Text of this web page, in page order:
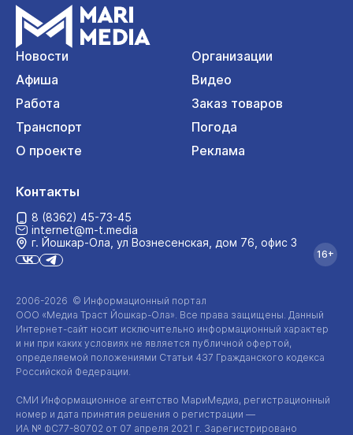
Новости
Организации
Афиша
Видео
Работа
Заказ товаров
Транспорт
Погода
О проекте
Реклама
2006-2026 © Информационный портал
ООО «Медиа Траст Йошкар-Ола» . Все права защищены. Данный
Интернет-сайт носит исключительно информационный характер
и ни при каких условиях не является публичной офертой,
определяемой положениями Статьи 437 Гражданского кодекса
Российской Федерации.
СМИ Информационное агентство МариМедиа, регистрационный
номер и дата принятия решения о регистрации —
ИА № ФС77-80702 от 07 апреля 2021 г. Зарегистрировано
Контакты
8 (8362) 45-73-45
internet@m-t.media
г. Йошкар‑Ола, ул Вознесенская, дом 76, офис 3
16+